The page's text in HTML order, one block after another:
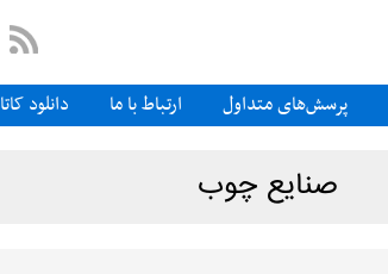
پرسش‌های متداول ارتباط با ما دانلود
صنایع چوب